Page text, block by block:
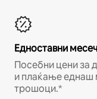
Едноставни
Посебни цени за
и плаќање еднаш
трошоци.*